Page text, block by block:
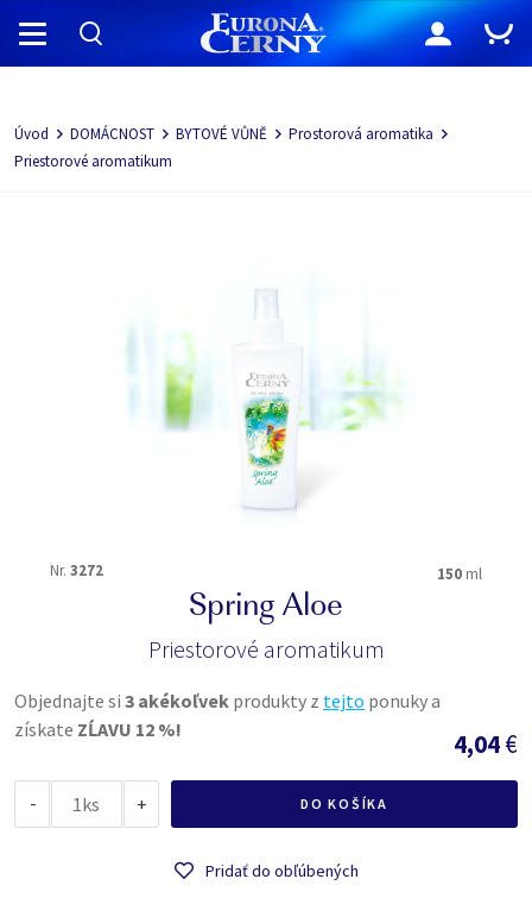
Navigácia
Úvod DOMÁCNOST BYTOVÉ VŮNĚ
Prostorová aromatika
Priestorové aromatikum
Nr. 3272 150 ml
Spring Aloe
Priestorové aromatikum
Objednajte si 3 akékoľvek produkty z tejto ponuky a
získate ZĹAVU 12 %! 4,04€
- ks + DO KOŠÍKA
Pridať do obľúbených